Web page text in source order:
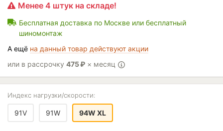
Менее 4 штук на складе!
Бесплатная доставка по Москве или бесплатный
шиномонтаж
А ещё на данный товар действуют акции
или в рассрочку 475₽ × месяц
Индекс нагрузки/скорости:
91V 91W 94W XL